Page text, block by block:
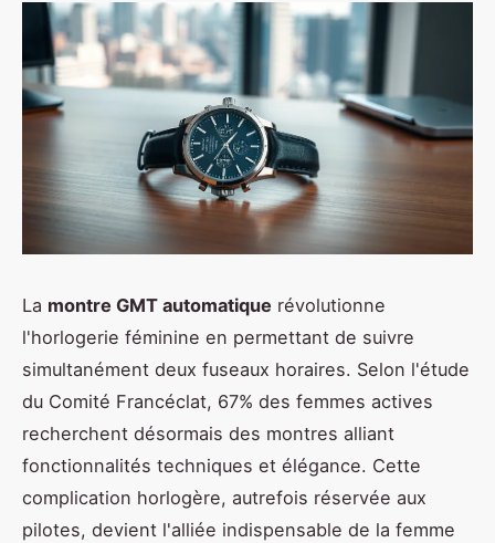
La montre GMT automatique révolutionne
l'horlogerie féminine en permettant de suivre
simultanément deux fuseaux horaires. Selon l'étude
du Comité Francéclat, 67% des femmes actives
recherchent désormais des montres alliant
fonctionnalités techniques et élégance. Cette
complication horlogère, autrefois réservée aux
pilotes, devient l'alliée indispensable de la femme